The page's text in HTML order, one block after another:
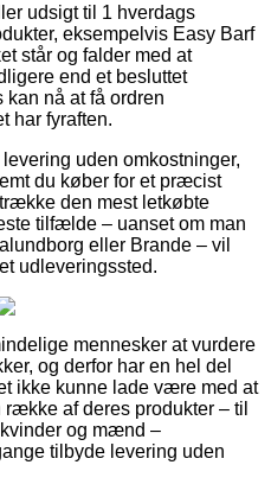
udsigt til 1 hverdags
eksempelvis Easy Barf
står og falder med at
end et besluttet
nå at få ordren
har fyraften.
uden omkostninger,
du køber for et præcist
den mest letkøbte
tilfælde – uanset om man
eller Brande – vil
udleveringssted.
mennesker at vurdere
og derfor har en hel del
ikke kunne lade være med at
af deres produkter – til
og mænd –
tilbyde levering uden